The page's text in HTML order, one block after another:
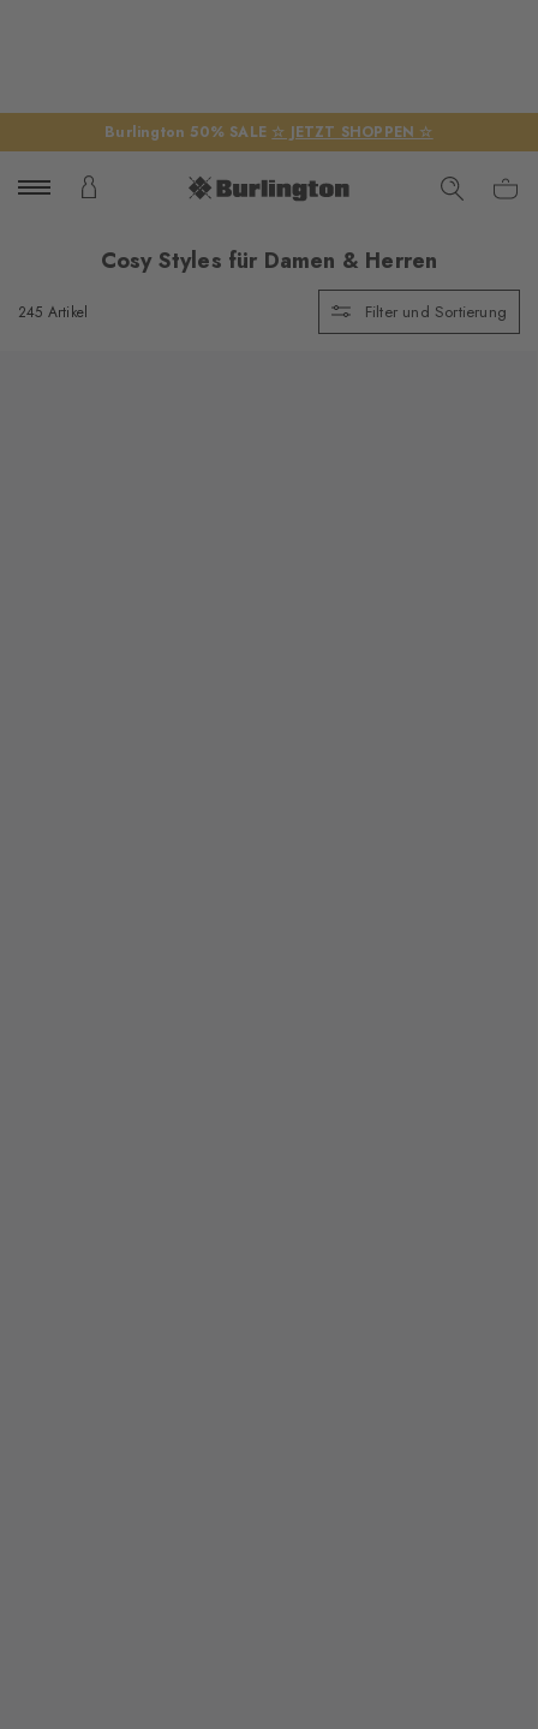
Burlington 50% SALE ☆ JETZT SHOPPEN ☆
Cosy Styles für Damen & Herren
245 Artikel Filter und Sortierung